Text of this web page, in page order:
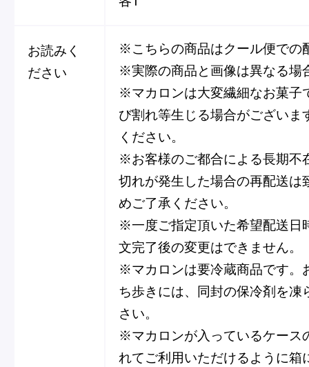
お読みく
ださい
※こちらの商品はクール便での
※実際の商品と画像は異なる場
※マカロンは大変繊細なお菓子
び割れ等生じる場合がございま
ください。
※お客様のご都合による長期不
切れが発生した場合の再配送は
めご了承ください。
※一度ご指定頂いた希望配送日
文完了後の変更はできません。
※マカロンは要冷蔵商品です。
ち歩きには、同封の保冷剤を凍
さい。
※マカロンが入っているケース
れてご利用いただけるように箱